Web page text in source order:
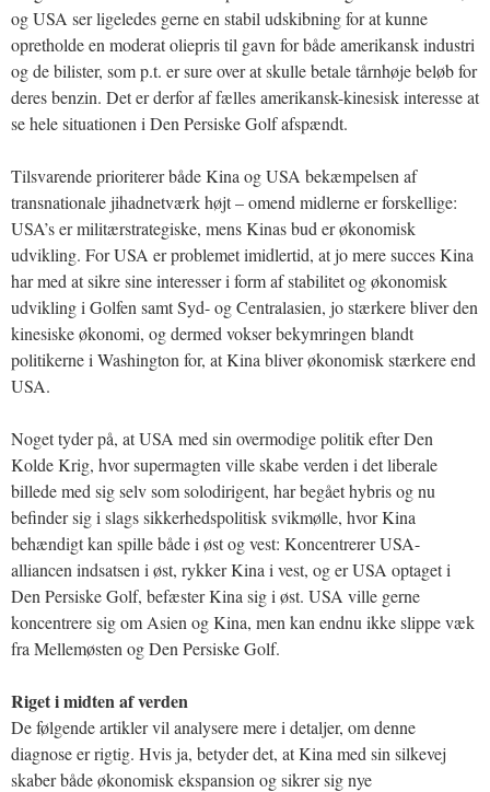
og USA ser ligeledes gerne en stabil udskibning for at kunne
opretholde en moderat oliepris til gavn for både amerikansk industri
og de bilister, som p.t. er sure over at skulle betale tårnhøje beløb for
deres benzin. Det er derfor af fælles amerikansk-kinesisk interesse at
se hele situationen i Den Persiske Golf afspændt.
Tilsvarende prioriterer både Kina og USA bekæmpelsen af
transnationale jihadnetværk højt – omend midlerne er forskellige:
USA’s er militærstrategiske, mens Kinas bud er økonomisk
udvikling. For USA er problemet imidlertid, at jo mere succes Kina
har med at sikre sine interesser i form af stabilitet og økonomisk
udvikling i Golfen samt Syd- og Centralasien, jo stærkere bliver den
kinesiske økonomi, og dermed vokser bekymringen blandt
politikerne i Washington for, at Kina bliver økonomisk stærkere end
USA.
Noget tyder på, at USA med sin overmodige politik efter Den
Kolde Krig, hvor supermagten ville skabe verden i det liberale
billede med sig selv som solodirigent, har begået hybris og nu
befinder sig i slags sikkerhedspolitisk svikmølle, hvor Kina
behændigt kan spille både i øst og vest: Koncentrerer USA-
alliancen indsatsen i øst, rykker Kina i vest, og er USA optaget i
Den Persiske Golf, befæster Kina sig i øst. USA ville gerne
koncentrere sig om Asien og Kina, men kan endnu ikke slippe væk
fra Mellemøsten og Den Persiske Golf.
Riget i midten af verden
De følgende artikler vil analysere mere i detaljer, om denne
diagnose er rigtig. Hvis ja, betyder det, at Kina med sin silkevej
skaber både økonomisk ekspansion og sikrer sig nye